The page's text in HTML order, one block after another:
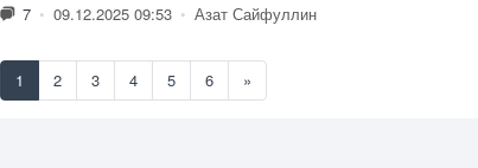
7 • 09.12.2025 09:53 • Азат Сайфуллин
1 2 3 4 5 6 »